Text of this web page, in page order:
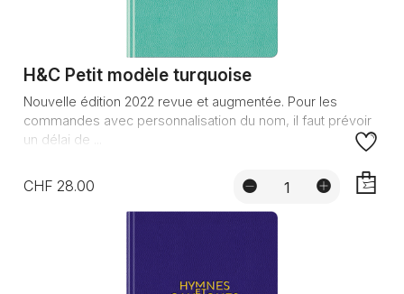
H&C Petit modèle turquoise
Nouvelle édition 2022 revue et augmentée. Pour les
commandes avec personnalisation du nom, il faut prévoir
un délai de ...
CHF 28.00